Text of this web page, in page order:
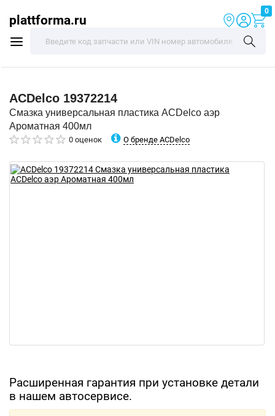
plattforma.ru
0
ACDelco 19372214
Смазка универсальная пластика ACDelco аэр
Ароматная 400мл
0 оценок О бренде ACDelco
Расширенная гарантия при установке детали
в нашем автосервисе.